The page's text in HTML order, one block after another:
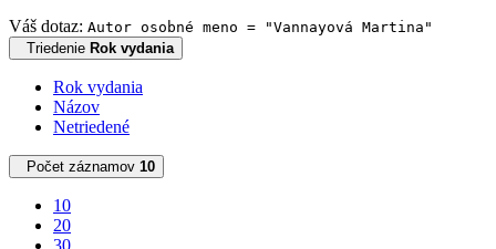
Váš dotaz: Autor osobné meno = "Vannayová Martina"
Triedenie Rok vydania
Rok vydania
Názov
Netriedené
Počet záznamov 10
10
20
30